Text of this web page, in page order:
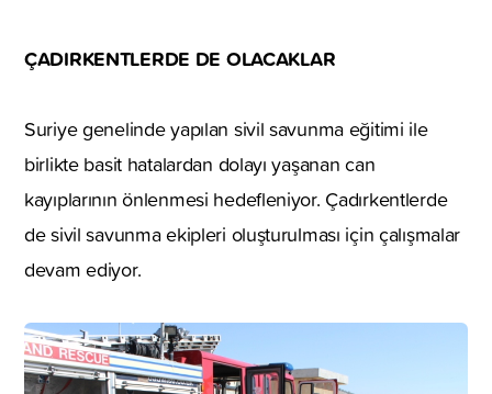
ÇADIRKENTLERDE DE OLACAKLAR
Suriye genelinde yapılan sivil savunma eğitimi ile
birlikte basit hatalardan dolayı yaşanan can
kayıplarının önlenmesi hedefleniyor. Çadırkentlerde
de sivil savunma ekipleri oluşturulması için çalışmalar
devam ediyor.